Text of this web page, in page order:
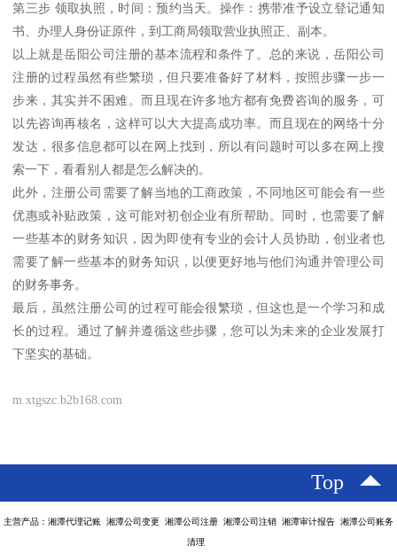
第三步 领取执照，时间：预约当天。操作：携带准予设立登记通知
书、办理人身份证原件，到工商局领取营业执照正、副本。
以上就是岳阳公司注册的基本流程和条件了。总的来说，岳阳公司
注册的过程虽然有些繁琐，但只要准备好了材料，按照步骤一步一
步来，其实并不困难。而且现在许多地方都有免费咨询的服务，可
以先咨询再核名，这样可以大大提高成功率。而且现在的网络十分
发达，很多信息都可以在网上找到，所以有问题时可以多在网上搜
索一下，看看别人都是怎么解决的。
此外，注册公司需要了解当地的工商政策，不同地区可能会有一些
优惠或补贴政策，这可能对初创企业有所帮助。同时，也需要了解
一些基本的财务知识，因为即使有专业的会计人员协助，创业者也
需要了解一些基本的财务知识，以便更好地与他们沟通并管理公司
的财务事务。
最后，虽然注册公司的过程可能会很繁琐，但这也是一个学习和成
长的过程。通过了解并遵循这些步骤，您可以为未来的企业发展打
下坚实的基础。
m.xtgszc.b2b168.com
Top
主营产品：湘潭代理记账 湘潭公司变更 湘潭公司注册 湘潭公司注销 湘潭审计报告 湘潭公司账务
清理